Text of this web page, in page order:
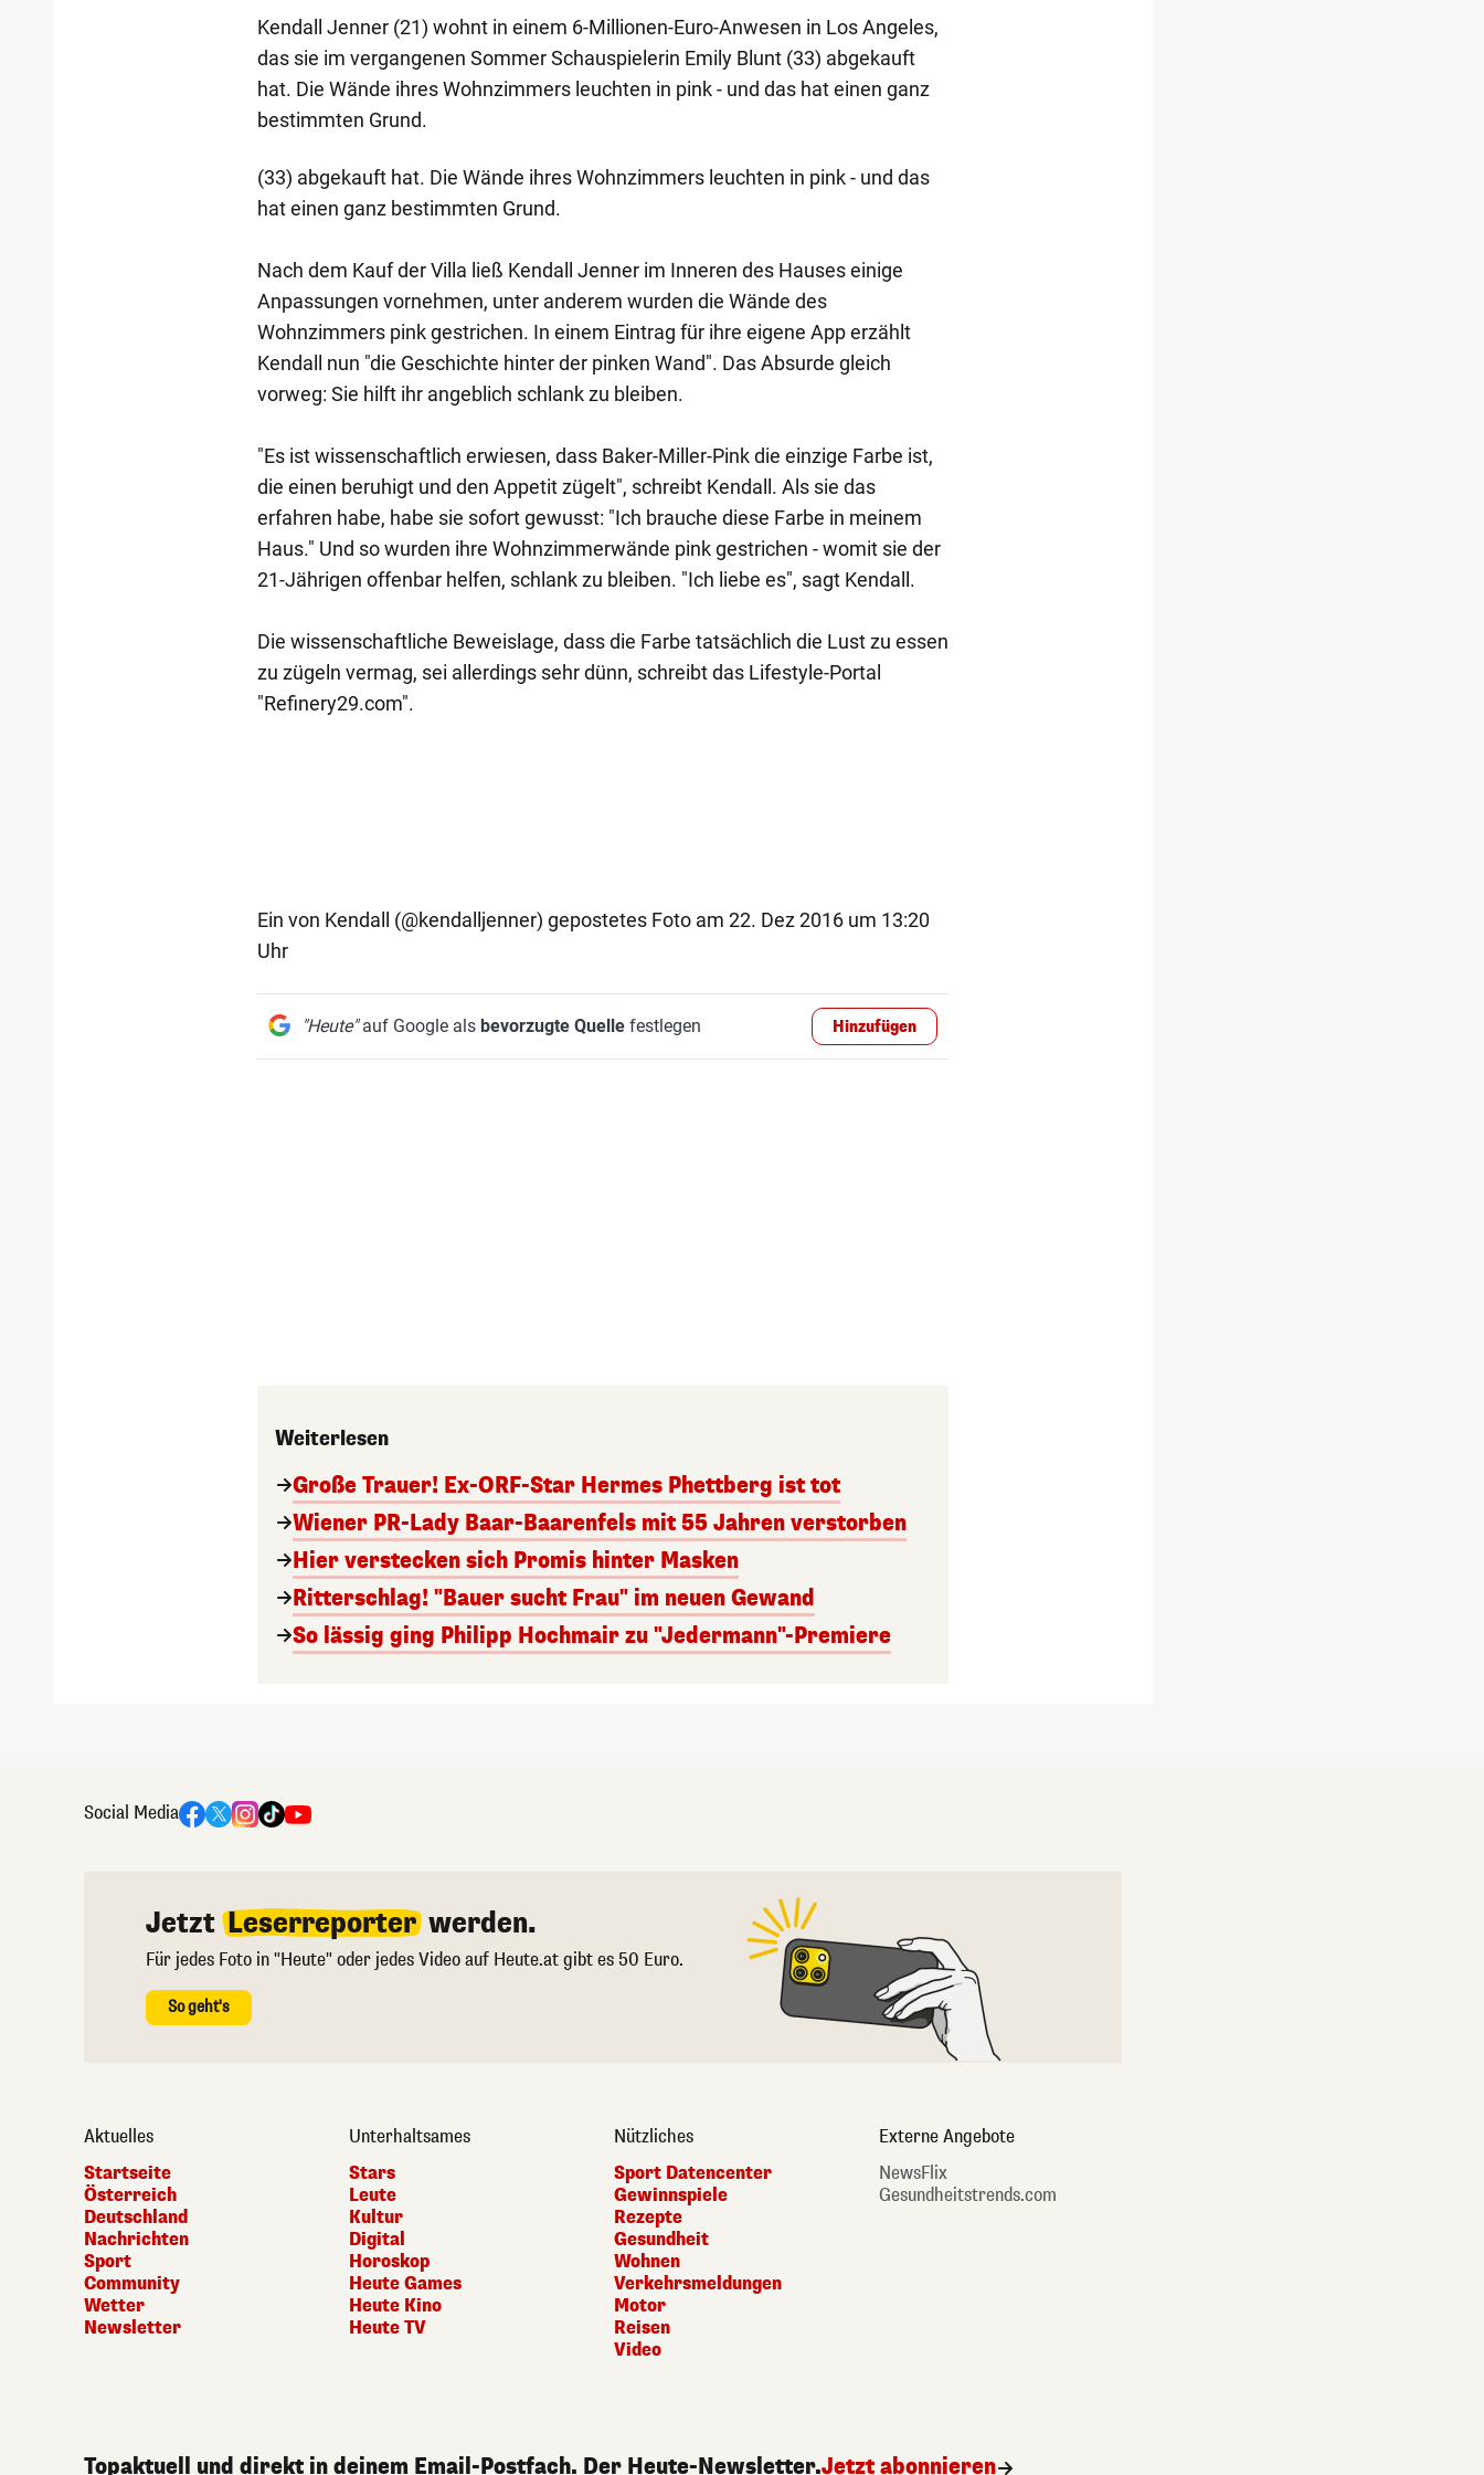
Kendall Jenner (21) wohnt in einem 6-Millionen-Euro-Anwesen in Los Angeles,
das sie im vergangenen Sommer Schauspielerin Emily Blunt (33) abgekauft
hat. Die Wände ihres Wohnzimmers leuchten in pink - und das hat einen ganz
bestimmten Grund.
(33) abgekauft hat. Die Wände ihres Wohnzimmers leuchten in pink - und das
hat einen ganz bestimmten Grund.
Nach dem Kauf der Villa ließ Kendall Jenner im Inneren des Hauses einige
Anpassungen vornehmen, unter anderem wurden die Wände des
Wohnzimmers pink gestrichen. In einem Eintrag für ihre eigene App erzählt
Kendall nun "die Geschichte hinter der pinken Wand". Das Absurde gleich
vorweg: Sie hilft ihr angeblich schlank zu bleiben.
"Es ist wissenschaftlich erwiesen, dass Baker-Miller-Pink die einzige Farbe ist,
die einen beruhigt und den Appetit zügelt", schreibt Kendall. Als sie das
erfahren habe, habe sie sofort gewusst: "Ich brauche diese Farbe in meinem
Haus." Und so wurden ihre Wohnzimmerwände pink gestrichen - womit sie der
21-Jährigen offenbar helfen, schlank zu bleiben. "Ich liebe es", sagt Kendall.
Die wissenschaftliche Beweislage, dass die Farbe tatsächlich die Lust zu essen
zu zügeln vermag, sei allerdings sehr dünn, schreibt das Lifestyle-Portal
"Refinery29.com".
Ein von Kendall (@kendalljenner) gepostetes Foto am 22. Dez 2016 um 13:20
Uhr
"Heute"auf Google als bevorzugte Quellefestlegen Hinzufügen
Weiterlesen
Große Trauer! Ex-ORF-Star Hermes Phettberg ist tot
Wiener PR-Lady Baar-Baarenfels mit 55 Jahren verstorben
Hier verstecken sich Promis hinter Masken
Ritterschlag! "Bauer sucht Frau" im neuen Gewand
So lässig ging Philipp Hochmair zu "Jedermann"-Premiere
Social Media
Jetzt Leserreporter werden.
Für jedes Foto in "Heute" oder jedes Video auf Heute.at gibt es 50 Euro.
So geht's
Aktuelles
Startseite
Österreich
Deutschland
Nachrichten
Sport
Community
Wetter
Newsletter
Unterhaltsames
Stars
Leute
Kultur
Digital
Horoskop
Heute Games
Heute Kino
Heute TV
Nützliches
Sport Datencenter
Gewinnspiele
Rezepte
Gesundheit
Wohnen
Verkehrsmeldungen
Motor
Reisen
Video
Externe Angebote
NewsFlix
Gesundheitstrends.com
Topaktuell und direkt in deinem Email-Postfach. Der Heute-Newsletter.Jetzt abonnieren